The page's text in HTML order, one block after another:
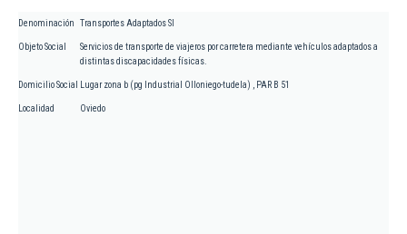
Denominación Transportes Adaptados Sl
Objeto Social
Servicios de transporte de viajeros por carretera mediante vehículos adaptados a
distintas discapacidades físicas.
Domicilio Social Lugar zona b (pg Industrial Olloniego-tudela) , PAR B 51
Localidad Oviedo